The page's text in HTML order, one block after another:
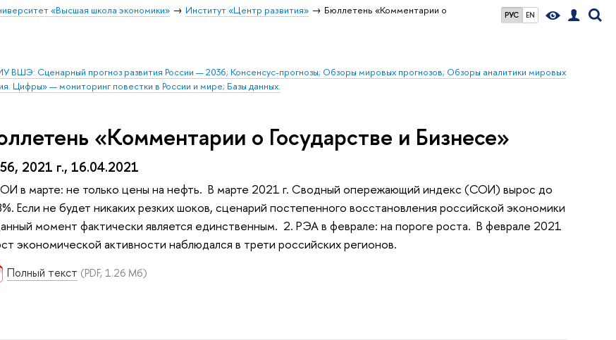
РУС EN
«Высшая школа экономики» Институт «Центр развития»
Бюллетень «Комментарии о
ВШЭ: Сценарный прогноз развития России — 2036; Консенсус-прогнозы; Обзоры мировых прогнозов; Обзоры аналитики мировых
Цифры» — мониторинг повестки в России и мире; Базы данных.
«Комментарии о Государстве и Бизнесе»
2021 г., 16.04.2021
в марте: не только цены на нефть. В марте 2021 г. Сводный опережающий индекс (СОИ) вырос до
Если не будет никаких резких шоков, сценарий постепенного восстановления российской экономики
момент фактически является единственным. 2. РЭА в феврале: на пороге роста. В феврале 2021
экономической активности наблюдался в трети российских регионов.
Полный текст (PDF, 1.26 Мб)